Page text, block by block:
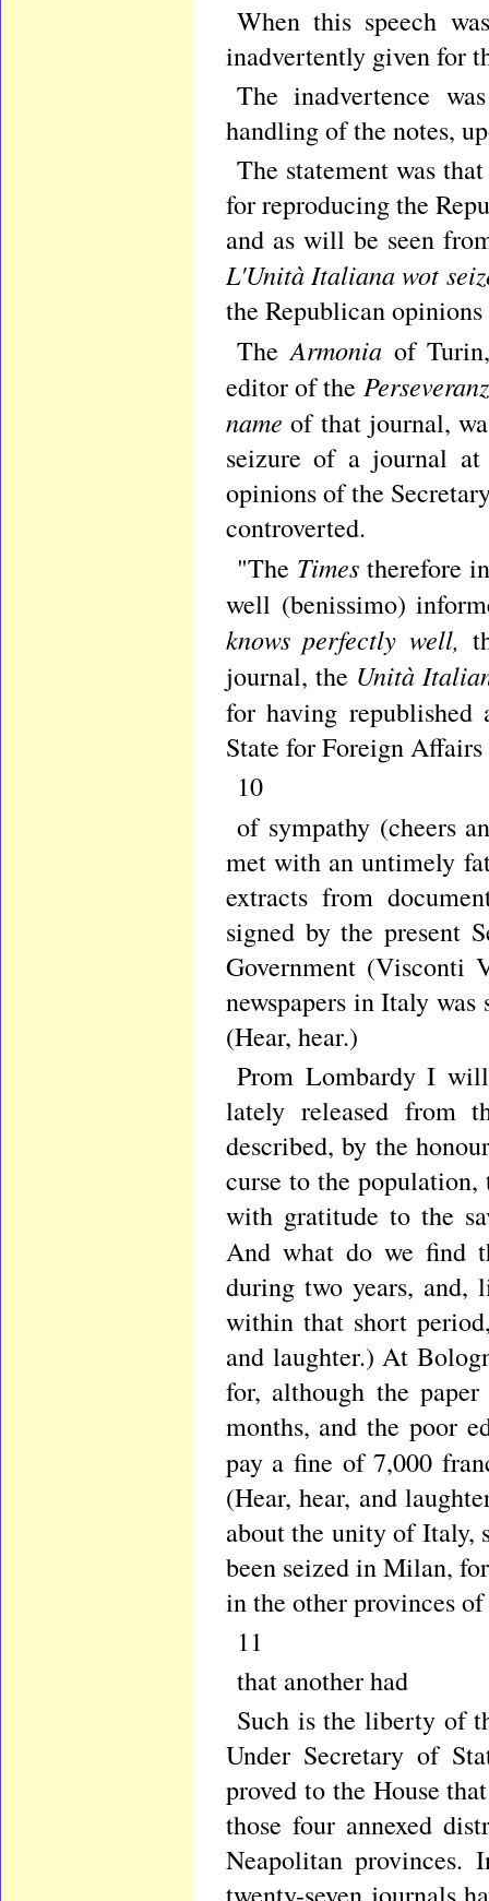
When this speech
inadvertently given for
The inadvertence
handling of the notes,
The statement was
for reproducing the
and as will be seen
L'Unità Italiana wot
the Republican
TheArmonia of
editor of the
nameof that journal,
seizure of a journal
opinions of the
controverted.
"The Timestherefore
well (benissimo)
knows perfectly well,
journal, the Unità
for having
State for Foreign
10
of sympathy (cheers
met with an untimely
extracts from
signed by the present
Government (Visconti
newspapers in Italy
(Hear, hear.)
Prom Lombardy I
lately released from
described, by the
curse to the
with gratitude to the
And what do we find
during two years, and,
within that short
and laughter.) At
for, although the
months, and the poor
pay a fine of 7,000
(Hear, hear, and
about the unity of Italy,
been seized in Milan,
in the other provinces
11
that another had
Such is the liberty of
Under Secretary of
proved to the House
those four annexed
Neapolitan